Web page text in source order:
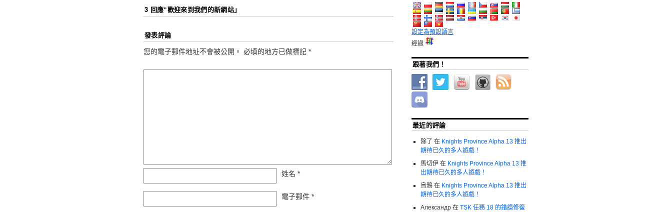
3 回應“歡迎來到我們的新網站」
發表評論
您的電子郵件地址不會被公開。 必填的地方已做標記 *
姓名 *
電子郵件 *
設定為預設語言
經過
跟著我們！
最近的評論
除了 在 Knights Province Alpha 13 推出
期待已久的多人遊戲！
馬切伊在 Knights Province Alpha 13 推
出期待已久的多人遊戲！
烏鴉在 Knights Province Alpha 13 推出
期待已久的多人遊戲！
Александр在 TSK 任務 18 的錯誤修復